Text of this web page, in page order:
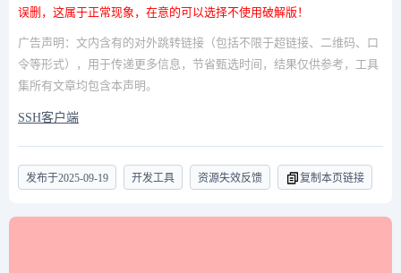
误删，这属于正常现象，在意的可以选择不使用破解版！
广告声明：文内含有的对外跳转链接（包括不限于超链接、二维码、口
令等形式），用于传递更多信息，节省甄选时间，结果仅供参考，工具
集所有文章均包含本声明。
SSH客户端
发布于2025-09-19 开发工具 资源失效反馈 复制本页链接